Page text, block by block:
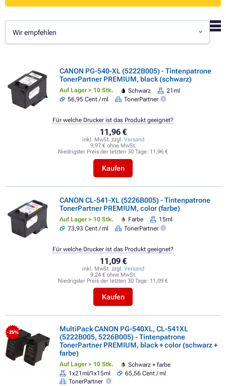
Wir empfehlen
CANON PG-540-XL (5222B005) - Tintenpatrone
TonerPartner PREMIUM, black (schwarz)
Auf Lager > 10 Stk. Schwarz
21ml
56,95 Cent / ml
TonerPartner
11,96 €
inkl. MwSt. zzgl. Versand
9,97 € ohne MwSt.
Niedrigster Preis der letzten 30 Tage: 11,96 €
Kaufen
Für welche Drucker ist das Produkt geeignet?
CANON CL-541-XL (5226B005) - Tintenpatrone
TonerPartner PREMIUM, color (farbe)
Auf Lager > 10 Stk. Farbe
15ml
73,93 Cent / ml
TonerPartner
11,09 €
inkl. MwSt. zzgl. Versand
9,24 € ohne MwSt.
Niedrigster Preis der letzten 30 Tage: 11,09 €
Kaufen
Für welche Drucker ist das Produkt geeignet?
- 25%
MultiPack CANON PG-540XL, CL-541XL
(5222B005, 5226B005) - Tintenpatrone
TonerPartner PREMIUM, black + color (schwarz +
farbe)
Auf Lager > 10 Stk.
Schwarz + farbe
1x21ml/1x15ml
65,56 Cent / ml
TonerPartner